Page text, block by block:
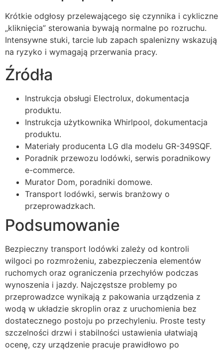
Krótkie odgłosy przelewającego się czynnika i cykliczne
„kliknięcia” sterowania bywają normalne po rozruchu.
Intensywne stuki, tarcie lub zapach spalenizny wskazują
na ryzyko i wymagają przerwania pracy.
Źródła
Instrukcja obsługi Electrolux, dokumentacja
produktu.
Instrukcja użytkownika Whirlpool, dokumentacja
produktu.
Materiały producenta LG dla modelu GR-349SQF.
Poradnik przewozu lodówki, serwis poradnikowy
e-commerce.
Murator Dom, poradniki domowe.
Transport lodówki, serwis branżowy o
przeprowadzkach.
Podsumowanie
Bezpieczny transport lodówki zależy od kontroli
wilgoci po rozmrożeniu, zabezpieczenia elementów
ruchomych oraz ograniczenia przechyłów podczas
wynoszenia i jazdy. Najczęstsze problemy po
przeprowadzce wynikają z pakowania urządzenia z
wodą w układzie skroplin oraz z uruchomienia bez
dostatecznego postoju po przechyleniu. Proste testy
szczelności drzwi i stabilności ustawienia ułatwiają
ocenę, czy urządzenie pracuje prawidłowo po